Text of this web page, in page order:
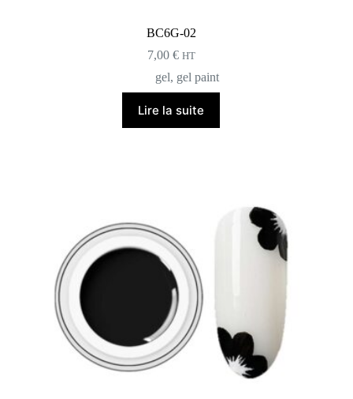
BC6G-02
7,00 € HT
gel, gel paint
Lire la suite